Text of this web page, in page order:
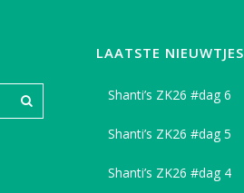
LAATSTE NIEUWTJES
Shanti’s ZK26 #dag 6
Shanti’s ZK26 #dag 5
Shanti’s ZK26 #dag 4